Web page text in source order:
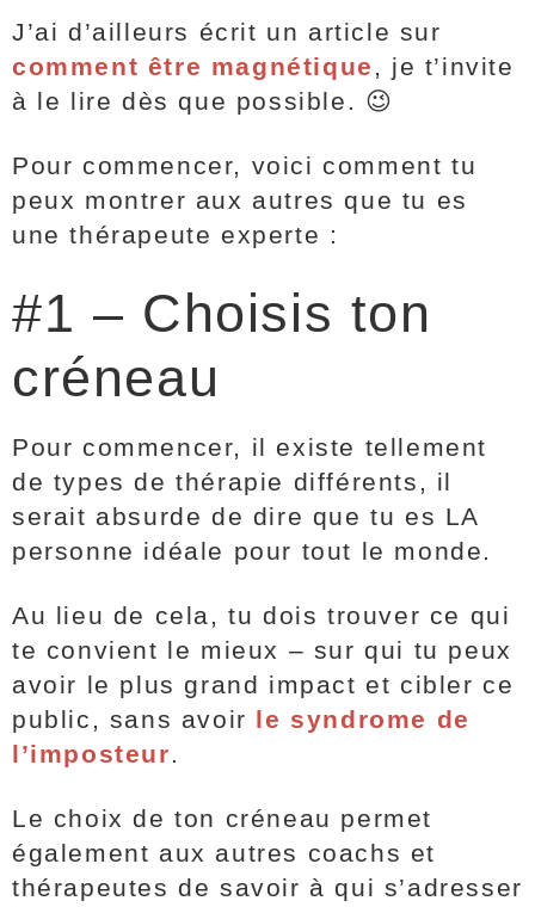
J’ai d’ailleurs écrit un article sur
comment être magnétique , je t’invite
à le lire dès que possible. 😉
Pour commencer, voici comment tu
peux montrer aux autres que tu es
une thérapeute experte :
#1 – Choisis ton
créneau
Pour commencer, il existe tellement
de types de thérapie différents, il
serait absurde de dire que tu es LA
personne idéale pour tout le monde.
Au lieu de cela, tu dois trouver ce qui
te convient le mieux – sur qui tu peux
avoir le plus grand impact et cibler ce
public, sans avoir le syndrome de
l’imposteur.
Le choix de ton créneau permet
également aux autres coachs et
thérapeutes de savoir à qui s’adresser